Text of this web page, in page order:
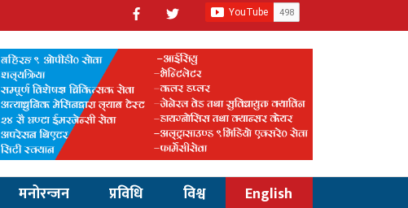
मनोरन्जन प्रविधि विश्व English